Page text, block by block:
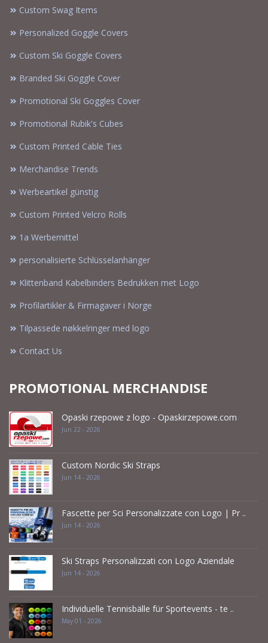
Custom Swag Items
Personalized Goggle Covers
Custom Ski Goggle Covers
Branded Ski Goggle Cover
Promotional Ski Goggles Cover
Promotional Rubik's Cubes
Custom Printed Cable Ties
Merchandise Trends
Werbeartikel günstig
Custom Printed Velcro Rolls
1a Werbemittel
personalisierte Schlüsselanhänger
Klittenband Kabelbinders Bedrukken met Logo
Profilartikler & Firmagaver i Norge
Tilpassede nøkkelringer med logo
Contact Us
PROMOTIONAL MERCHANDISE
Opaski rzepowe z logo - Opaskirzepowe.com
Jun 22 - 2026
Custom Nordic Ski Straps
Jun 14 - 2026
Fascette per Sci Personalizzate con Logo | Pr ..
Jun 14 - 2026
Ski Straps Personalizzati con Logo Aziendale
Jun 14 - 2026
Individuelle Tennisbälle für Sportevents - te ..
May 01 - 2026